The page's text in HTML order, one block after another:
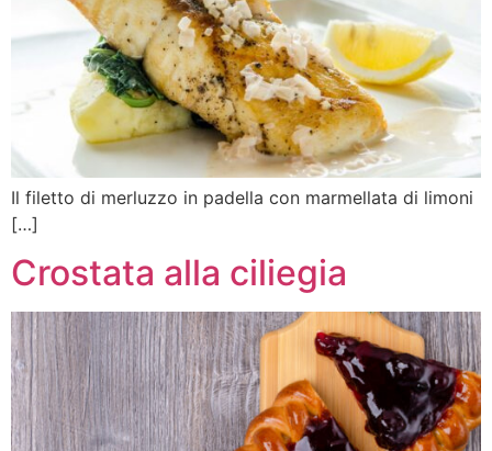
Il filetto di merluzzo in padella con marmellata di limoni
[…]
Crostata alla ciliegia